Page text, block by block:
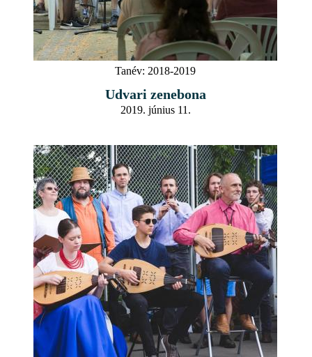
Tanév: 2018-2019
Udvari zenebona
2019. június 11.